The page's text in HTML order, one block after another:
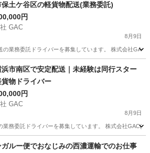
土ケ谷区の軽貨物配送(業務委託)
円
GAC
8月9日
の業務委託ドライバーを募集しています。 株式会社
イバー 貨物
市南区で安定配送｜未経験は同行スター
貨物ドライバー
円
GAC
8月9日
業務委託ドライバーを募集しています。 株式会社GAC(
イバー 貨物
ルー便でおなじみの西濃運輸でのお仕事